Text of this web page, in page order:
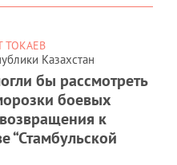
ТОКАЕВ
Казахстан
бы рассмотреть
боевых
к
“Стамбульской